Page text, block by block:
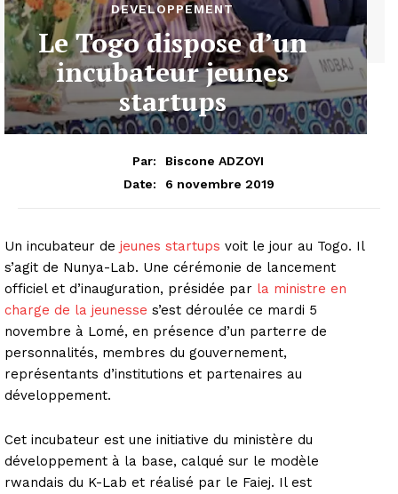
DEVELOPPEMENT
Le Togo dispose d’un
incubateur jeunes
startups
Par:
Biscone ADZOYI
Date:
6 novembre 2019
Un incubateur de jeunes startups voit le jour au Togo. Il
s’agit de Nunya-Lab. Une cérémonie de lancement
officiel et d’inauguration, présidée par la ministre en
charge de la jeunesse s’est déroulée ce mardi 5
novembre à Lomé, en présence d’un parterre de
personnalités, membres du gouvernement,
représentants d’institutions et partenaires au
développement.
Cet incubateur est une initiative du ministère du
développement à la base, calqué sur le modèle
rwandais du K-Lab et réalisé par le Faiej. Il est